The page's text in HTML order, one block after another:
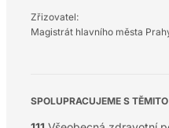
Zřizovatel:
Magistrát hlavního města
SPOLUPRACUJEME S